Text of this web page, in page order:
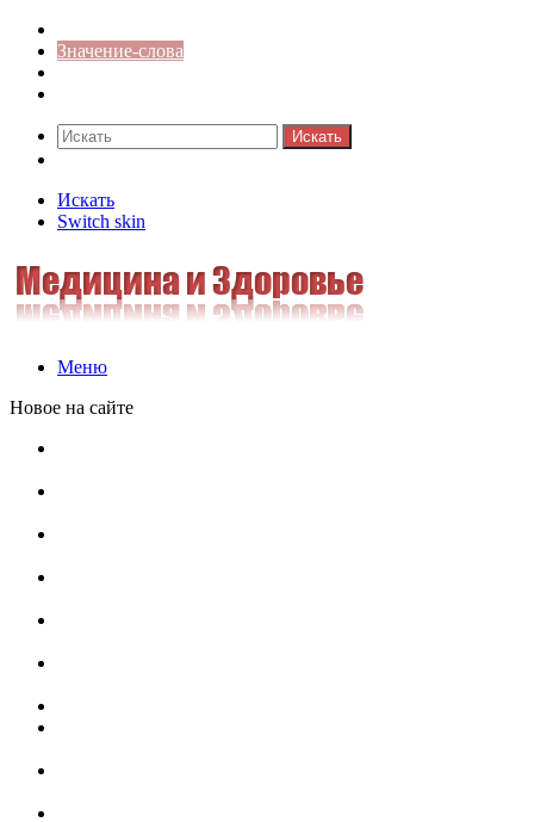
Значение-слова
Искать
Искать
Switch skin
Меню
Новое на сайте